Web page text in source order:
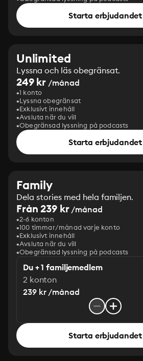
Starta erbjudandet
Unlimited
Lyssna och läs obegränsat.
249 kr /månad
1 konto
Lyssna obegränsat
Exklusivt innehåll
Avsluta när du vill
Obegränsad lyssning på podcasts
Starta erbjudandet
Family
Dela stories med hela familjen.
Från 239 kr/månad
2-6 konton
100 timmar/månad varje konto
Exklusivt innehåll
Avsluta när du vill
Obegränsad lyssning på podcasts
Du + 1 familjemedlem
2 konton
239 kr /månad
Starta erbjudandet